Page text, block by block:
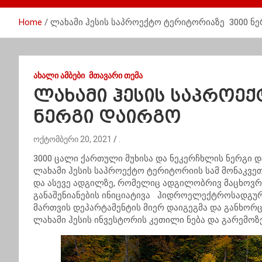
Home ლახამი ჰესის საპროექტო ტერიტორიაზე 3000
ᲐᲮᲐᲚᲘ ᲐᲛᲑᲔᲑᲘ ᲛᲗᲐᲕᲐᲠᲘ ᲗᲔᲛᲐ
ლახამი ჰესის
ნერგი დაირგო
ოქტომბერი 20, 2021
3000 ცალი ქართული მუხისა და ნეკერჩხლის ნერგი
ლახამი ჰესის საპროექტო ტერიტორიის სამ
და ასევე ადგილზე, რომელიც ადგილობრივ
განაშენიანების ინიციატივა
მართვის დეპარტამენტის მიერ დაიგეგმა და
ლახამი ჰესის ინვესტორის კეთილი ნება და